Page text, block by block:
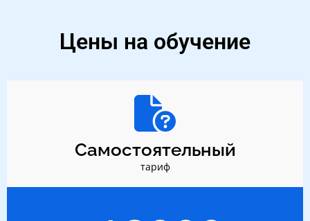
Цены на обучение
Самостоятельный
тариф